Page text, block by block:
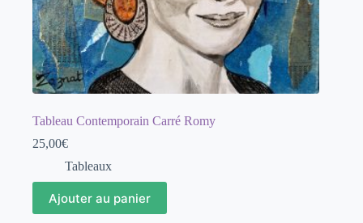
Tableau Contemporain Carré Romy
25,00€
Tableaux
Ajouter au panier